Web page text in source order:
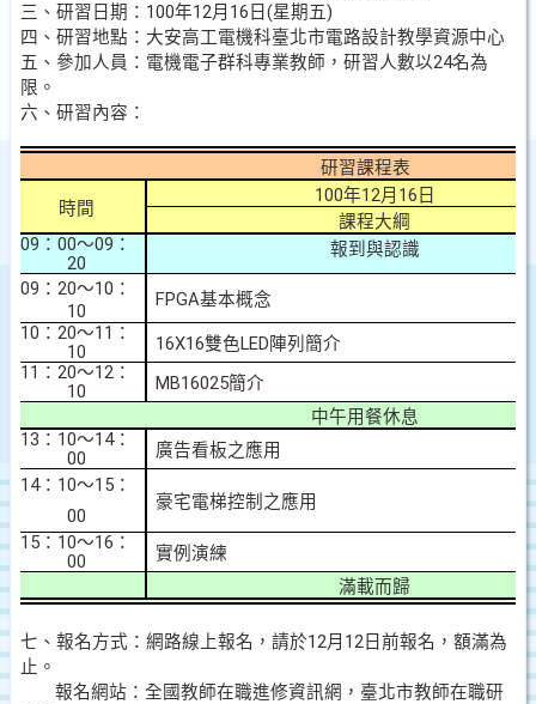
三、研習日期： 100年12月 16 日 (星期五)
四、研習地點：大安高工電機科臺北市電路設計教學資源中心
五、參加人員：電機電子群科專業教師，研習人數以24名為
限。
六、研習內容：
研習課程表
時間
100年12月 16 日
課程大綱
09 ：00～09 ：
20
報到與認識
09 ：20～10 ：
10
FPGA基本概念
10 ：20～11 ：
10
16X16雙色LED陣列簡介
11 ：20～12 ：
10
MB16025簡介
中午用餐休息
13 ： 10～14：
00
廣告看板之應用
14： 10～15 ：
00
豪宅電梯控制之應用
15 ： 10～16 ：
00
實例演練
滿載而歸
七、報名方式：網路線上報名，請於12月 12日前報名，額滿為
止。
報名網站：全國教師在職進修資訊網，臺北市教師在職研